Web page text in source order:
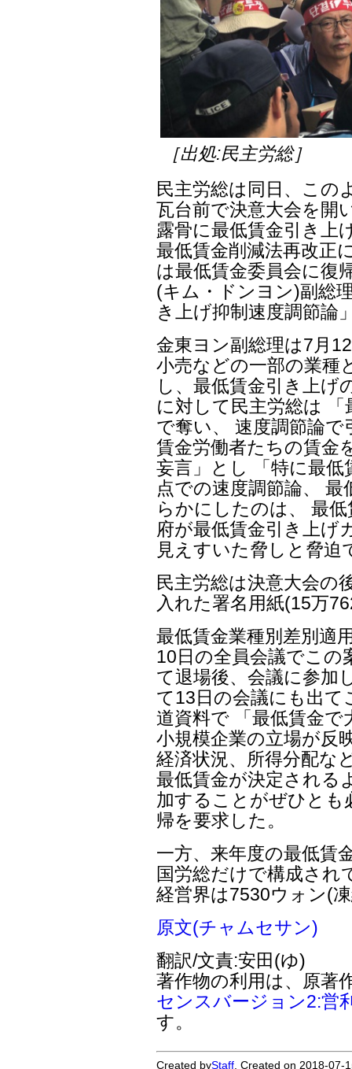
［出処:民主労総］
民主労総は同日、この
瓦台前で決意大会を開
露骨に最低賃金引き上
最低賃金削減法再改正
は最低賃金委員会に復
(キム・ドンヨン)副総
き上げ抑制速度調節論
金東ヨン副総理は7月
小売などの一部の業種
し、最低賃金引き上げ
に対して民主労総は
で奪い、 速度調節論
賃金労働者たちの賃金
妄言」とし 「特に最
点での速度調節論、
らかにしたのは、 最
府が最低賃金引き上げ
見えすいた脅しと脅迫
民主労総は決意大会の
入れた署名用紙(15万
最低賃金業種別差別適
10日の全員会議でこの
て退場後、会議に参加
て13日の会議にも出て
道資料で 「最低賃金
小規模企業の立場が反
経済状況、所得分配な
最低賃金が決定される
加することがぜひとも
帰を要求した。
一方、来年度の最低賃
国労総だけで構成され
経営界は7530ウォン(
原文(チャムセサン)
翻訳/文責:安田(ゆ)
著作物の利用は、原著
センスバージョン2:営
す。
Created byStaff . Created on 2018-